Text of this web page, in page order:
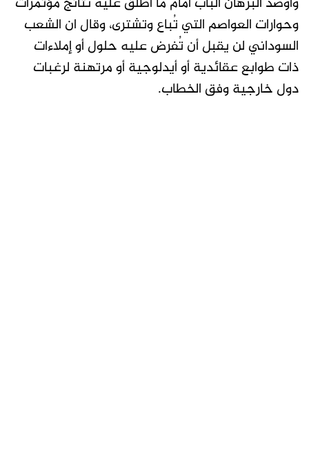
وحوارات العواصم التي تُباع وتشترى، وقال ان الشعب
السوداني لن يقبل أن تُفرض عليه حلول أو إملاءات
ذات طوابع عقائدية أو أيدلوجية أو مرتهنة لرغبات
دول خارجية وفق الخطاب.